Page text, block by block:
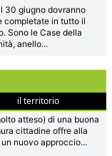
30 giugno dovranno
completate in tutto il
Sono le Case della
anello...
il territorio
atteso) di una buona
cittadine offre alla
nuovo approccio...